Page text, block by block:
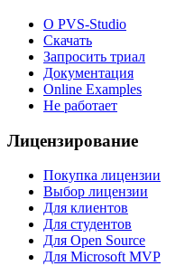
О PVS-Studio
Скачать
Запросить триал
Документация
Online Examples
Не работает
Лицензирование
Покупка лицензии
Выбор лицензии
Для клиентов
Для студентов
Для Open Source
Для Microsoft MVP